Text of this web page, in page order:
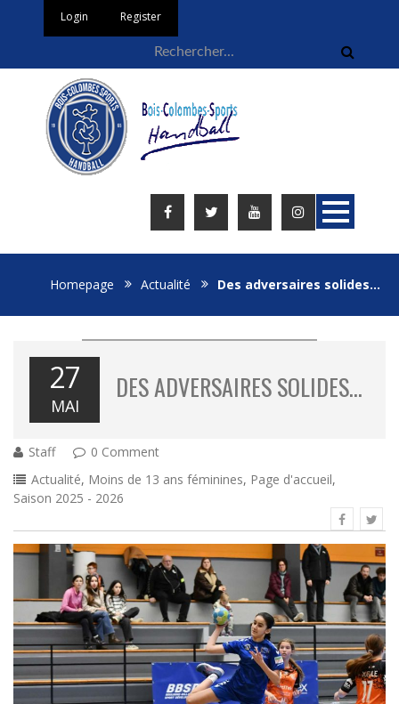
Login Register
Homepage Actualité Des adversaires solides…
27
MAI
DES ADVERSAIRES SOLIDES…
Staff
0 Comment
Actualité, Moins de 13 ans féminines, Page d'accueil,
Saison 2025 - 2026